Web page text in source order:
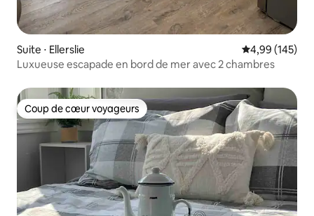
Suite ⋅ Ellerslie Évaluation
4,99 (145)
Luxueuse escapade en bord de mer avec 2 chambres
Coup de cœur voyageurs
Coup de cœur voyageurs